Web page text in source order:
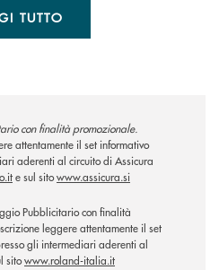
TUTTO
con finalità promozionale.
attentamente il set informativo
aderenti al circuito di Assicura
e sul sitowww.assicura.si
Pubblicitario con finalità
leggere attentamente il set
gli intermediari aderenti al
sitowww.roland-italia.it